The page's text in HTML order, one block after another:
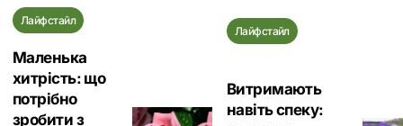
Лайфстайл
Маленька
хитрість: що
потрібно
зробити з
Лайфстайл
Витримають
навіть спеку: